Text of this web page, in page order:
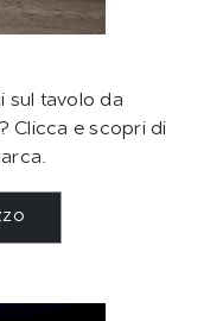
sul tavolo da
Clicca e scopri di